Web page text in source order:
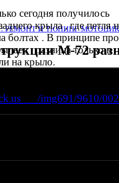
: РЕМОНТ И ТЮНИНГ
М-72
сегодня получилось
крыла , где петля
болтах . В принципе
, разница только в
на крыло.
img691/9610/